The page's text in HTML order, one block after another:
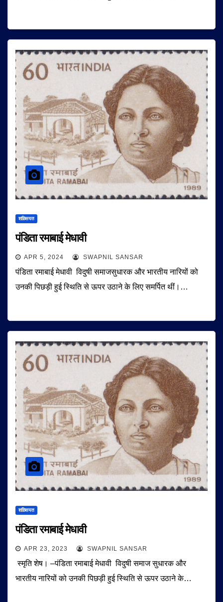
शख़्सियत
पंडिता रमाबाई मेधावी
APR 5, 2024 SWAPNIL SANSAR
पंडिता रमाबाई मेधावी विदुषी समाजसुधारक और भारतीय नारियों को
उनकी पिछड़ी हुई स्थिति से ऊपर उठाने के लिए समर्पित थीं।…
शख़्सियत
पंडिता रमाबाई मेधावी
APR 23, 2023 SWAPNIL SANSAR
स्मृति शेष। –पंडिता रमाबाई मेधावी विदुषी समाज सुधारक और
भारतीय नारियों को उनकी पिछड़ी हुई स्थिति से ऊपर उठाने के…